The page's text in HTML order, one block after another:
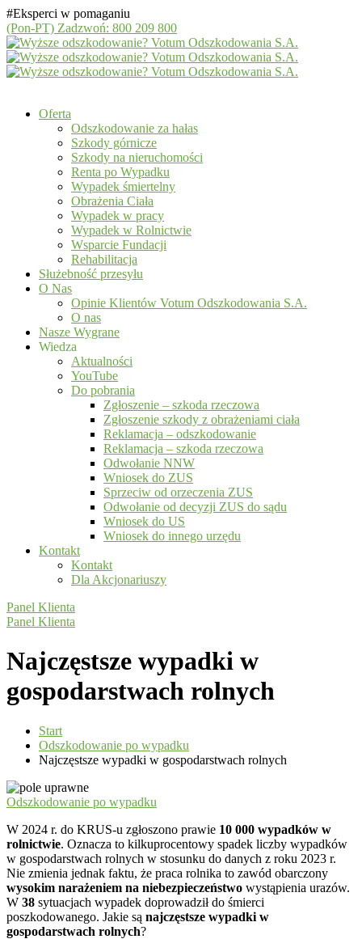
#Eksperci w pomaganiu
(Pon-PT) Zadzwoń: 800 209 800
Oferta
Odszkodowanie za hałas
Szkody górnicze
Szkody na nieruchomości
Renta po Wypadku
Wypadek śmiertelny
Obrażenia Ciała
Wypadek w pracy
Wypadek w Rolnictwie
Wsparcie Fundacji
Rehabilitacja
Służebność przesyłu
O Nas
Opinie Klientów Votum Odszkodowania S.A.
O nas
Nasze Wygrane
Wiedza
Aktualności
YouTube
Do pobrania
Zgłoszenie – szkoda rzeczowa
Zgłoszenie szkody z obrażeniami ciała
Reklamacja – odszkodowanie
Reklamacja – szkoda rzeczowa
Odwołanie NNW
Wniosek do ZUS
Sprzeciw od orzeczenia ZUS
Odwołanie od decyzji ZUS do sądu
Wniosek do US
Wniosek do innego urzędu
Kontakt
Kontakt
Dla Akcjonariuszy
Panel Klienta
Panel Klienta
Najczęstsze wypadki w
gospodarstwach rolnych
Start
Odszkodowanie po wypadku
Najczęstsze wypadki w gospodarstwach rolnych
Odszkodowanie po wypadku
W 2024 r. do KRUS-u zgłoszono prawie 10 000 wypadków w
rolnictwie. Oznacza to kilkuprocentowy spadek liczby wypadków
w gospodarstwach rolnych w stosunku do danych z roku 2023 r.
Nie zmienia jednak faktu, że praca rolnika to zawód obarczony
wysokim narażeniem na niebezpieczeństwo wystąpienia urazów.
W 38 sytuacjach wypadek doprowadził do śmierci
poszkodowanego. Jakie są najczęstsze wypadki w
gospodarstwach rolnych?